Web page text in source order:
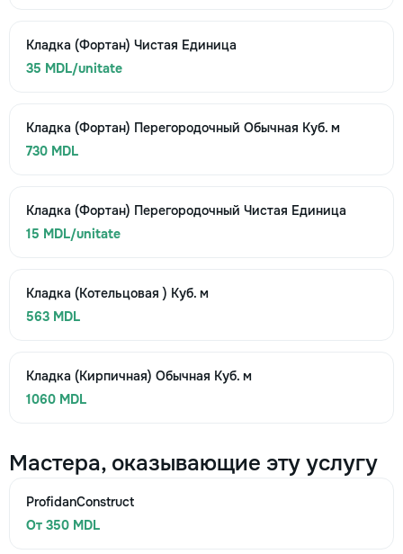
Кладка (Фортан) Чистая Единица
35 MDL/unitate
Кладка (Фортан) Перегородочный Обычная Куб. м
730 MDL
Кладка (Фортан) Перегородочный Чистая Единица
15 MDL/unitate
Кладка (Котельцовая ) Куб. м
563 MDL
Кладка (Кирпичная) Обычная Куб. м
1060 MDL
Мастера, оказывающие эту услугу
ProfidanConstruct
От 350 MDL